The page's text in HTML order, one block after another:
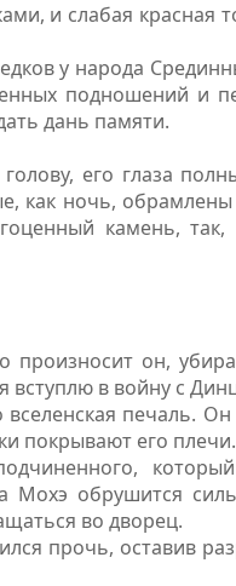
и слабая красная
у народа
подношений и
дань памяти.
его глаза
как ночь,
камень,
он,
вступлю в войну с
печаль.
покрывают его плечи.
Мохэ обрушится
во дворец.
прочь, оставив